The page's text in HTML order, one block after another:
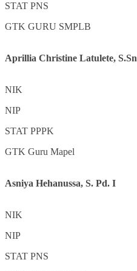
STAT PNS
GTK GURU SMPLB
Aprillia Christine Latulete, S.Sn
NIK
NIP
STAT PPPK
GTK Guru Mapel
Asniya Hehanussa, S. Pd. I
NIK
NIP
STAT PNS